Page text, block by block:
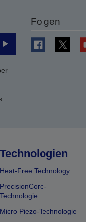
Senden
Folgen
Technologien
Heat-Free Technology
PrecisionCore-
Technologie
Micro Piezo-Technologie